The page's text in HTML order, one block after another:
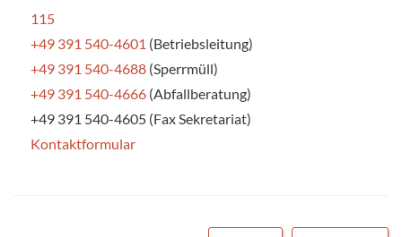
115
+49 391 540-4601 (Betriebsleitung)
+49 391 540-4688 (Sperrmüll)
+49 391 540-4666 (Abfallberatung)
+49 391 540-4605 (Fax Sekretariat)
Kontaktformular